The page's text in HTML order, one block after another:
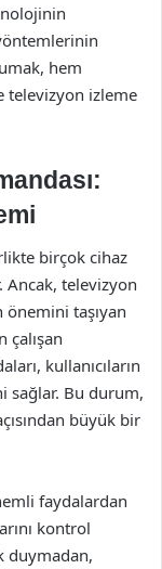
hem
televizyon izleme
birçok cihaz
Ancak, televizyon
taşıyan
çalışan
kullanıcıların
sağlar. Bu durum,
büyük bir
faydalardan
kontrol
duymadan,